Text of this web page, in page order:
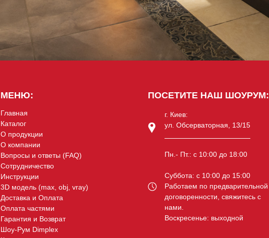
МЕНЮ:
Главная
Каталог
О продукции
О компании
Вопросы и ответы (FAQ)
Сотрудничество
Инструкции
3D модель (max, obj, vray)
Доставка и Оплата
Оплата частями
Гарантия и Возврат
Шоу-Рум Dimplex
ПОСЕТИТЕ НАШ ШОУРУМ:
г. Киев:
ул. Обсерваторная, 13/15
Пн.- Пт.: c 10:00 до 18:00
Суббота: c 10:00 до 15:00
Работаем по предварительной
договоренности, свяжитесь с
нами.
Воскресенье: выходной